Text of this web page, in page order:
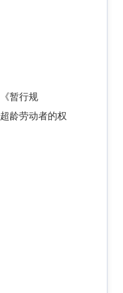
暂行规
龄劳动者的权